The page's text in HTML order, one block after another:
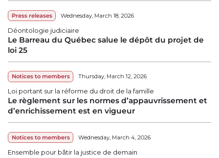
Press releases Wednesday, March 18, 2026
Déontologie judiciaire
Le Barreau du Québec salue le dépôt du projet de
loi 25
Notices to members Thursday, March 12, 2026
Loi portant sur la réforme du droit de la famille
Le règlement sur les normes d’appauvrissement et
d’enrichissement est en vigueur
Notices to members Wednesday, March 4, 2026
Ensemble pour bâtir la justice de demain